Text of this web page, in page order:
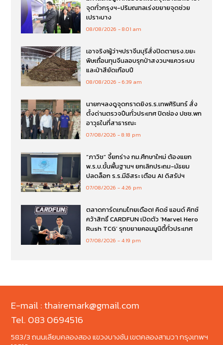
จุดทั่วกรุงฯ-ปริมณฑลเร่งขยายจุดช่วย
เปราะบาง
08/08/2026 8:01 am
เอาจริง!ผู้ว่าฯปราจีนบุรีสั่งปิดตายรง.ขยะ
พิษเถื่อนทุนจีนลอบรุกป่าสงวนฯแควระบบ
และป่าสียัดเกือบปี
08/08/2026 6:39 am
นายกฯลงดูจุดกราดยิงร.ร.เทพศิรินทร์ สั่ง
ตั้งด่านตรวจปืนทั่วประเทศ ปิดช่อง ปชช.พก
อาวุธในที่สาธารณะ
07/08/2026 8:18 pm
“ภาวิช” จี้ยกร่าง กม.ศึกษาใหม่ ต้องแยก
พ.ร.บ.ขั้นพื้นฐานฯ ยกเลิกประถม-มัธยม
ปลดล็อก ร.ร.มีอิสระ เตือน AI ดิสรัปฯ
07/08/2026 4:26 pm
ตลาดการ์ดเกมไทยเดือด! คิดซ์ แอนด์ คิทซ์
คว้าสิทธิ์ CARDFUN เปิดตัว ‘Marvel Hero
Rush TCG’ รุกขยายคอมมูนิตี้ทั่วประเทศ
07/08/2026 4:19 pm
E-mail : thairemark@gmail.com
Tel. 083 0694516
583/3 ถนนเลียบคลองสอง แขวงบางชัน เขตคลองสามวา กรุงเทพฯ